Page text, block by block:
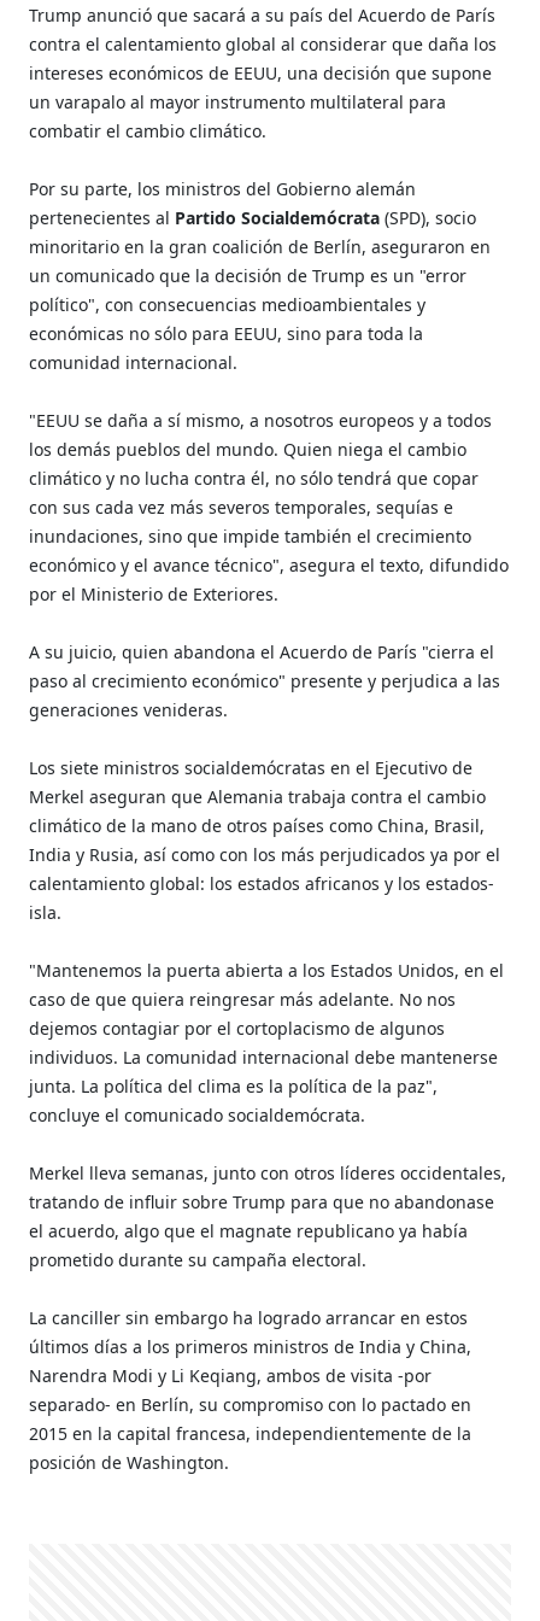
Trump anunció que sacará a su país del Acuerdo de París
contra el calentamiento global al considerar que daña los
intereses económicos de EEUU, una decisión que supone
un varapalo al mayor instrumento multilateral para
combatir el cambio climático.
Por su parte, los ministros del Gobierno alemán
pertenecientes al Partido Socialdemócrata (SPD), socio
minoritario en la gran coalición de Berlín, aseguraron en
un comunicado que la decisión de Trump es un "error
político", con consecuencias medioambientales y
económicas no sólo para EEUU, sino para toda la
comunidad internacional.
"EEUU se daña a sí mismo, a nosotros europeos y a todos
los demás pueblos del mundo. Quien niega el cambio
climático y no lucha contra él, no sólo tendrá que copar
con sus cada vez más severos temporales, sequías e
inundaciones, sino que impide también el crecimiento
económico y el avance técnico", asegura el texto, difundido
por el Ministerio de Exteriores.
A su juicio, quien abandona el Acuerdo de París "cierra el
paso al crecimiento económico" presente y perjudica a las
generaciones venideras.
Los siete ministros socialdemócratas en el Ejecutivo de
Merkel aseguran que Alemania trabaja contra el cambio
climático de la mano de otros países como China, Brasil,
India y Rusia, así como con los más perjudicados ya por el
calentamiento global: los estados africanos y los estados-
isla.
"Mantenemos la puerta abierta a los Estados Unidos, en el
caso de que quiera reingresar más adelante. No nos
dejemos contagiar por el cortoplacismo de algunos
individuos. La comunidad internacional debe mantenerse
junta. La política del clima es la política de la paz",
concluye el comunicado socialdemócrata.
Merkel lleva semanas, junto con otros líderes occidentales,
tratando de influir sobre Trump para que no abandonase
el acuerdo, algo que el magnate republicano ya había
prometido durante su campaña electoral.
La canciller sin embargo ha logrado arrancar en estos
últimos días a los primeros ministros de India y China,
Narendra Modi y Li Keqiang, ambos de visita -por
separado- en Berlín, su compromiso con lo pactado en
2015 en la capital francesa, independientemente de la
posición de Washington.